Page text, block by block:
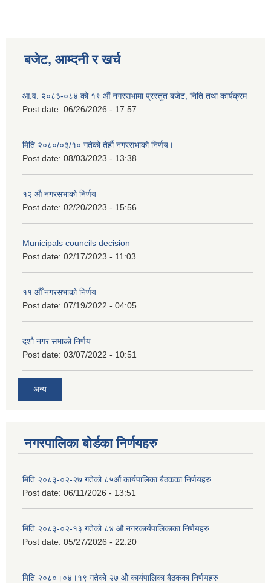
बजेट, आम्दनी र खर्च
आ.व. २०८३-०८४ को १९ औं नगरसभामा प्रस्तुत बजेट, निति तथा कार्यक्रम
Post date: 06/26/2026 - 17:57
मिति २०८०/०३/१० गतेको तेर्हौ नगरसभाको निर्णय।
Post date: 08/03/2023 - 13:38
१२ औ नगरसभाको निर्णय
Post date: 02/20/2023 - 15:56
Municipals councils decision
Post date: 02/17/2023 - 11:03
११ ‌औँ नगरसभाको निर्णय
Post date: 07/19/2022 - 04:05
दशौ नगर सभाको निर्णय
Post date: 03/07/2022 - 10:51
अन्य
नगरपालिका बोर्डका निर्णयहरु
मिति २०८३-०२-२७ गतेको ८५औं कार्यपालिका बैठकका निर्णयहरु
Post date: 06/11/2026 - 13:51
मिति २०८३-०२-१३ गतेको ८४ औं नगरकार्यपालिकाका निर्णयहरु
Post date: 05/27/2026 - 22:20
मिति २०८०।०४।१९ गतेको २७ ‌‍‌ओेै कार्यपालिका बैठकका निर्णयहरु